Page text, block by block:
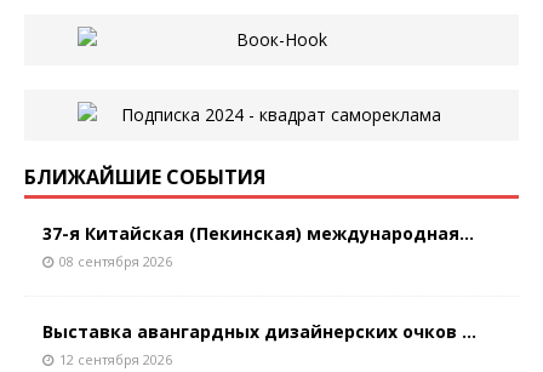
БЛИЖАЙШИЕ СОБЫТИЯ
37-я Китайская (Пекинская) международная...
08 сентября 2026
Выставка авангардных дизайнерских очков ...
12 сентября 2026